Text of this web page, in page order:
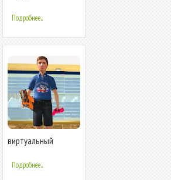
Подробнее...
виртуальный
симулятор 2018
Подробнее...